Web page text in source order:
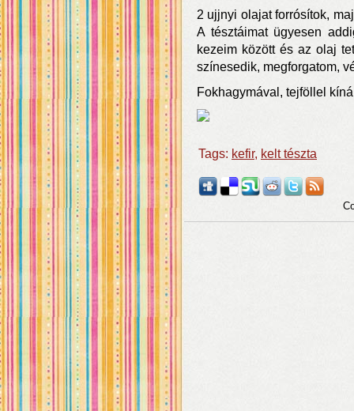
2 ujjnyi olajat forrósítok,
A tésztáimat ügyesen
kezeim között és az olaj
színesedik, megforgatom,
Fokhagymával, tejföllel
Tags: kefir, kelt tészta